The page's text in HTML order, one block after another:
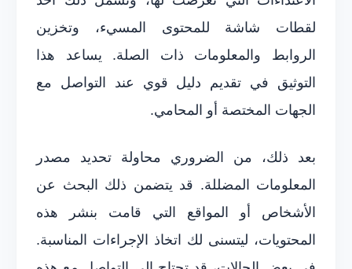
لقطات شاشة للمحتوى المسيء، وتخزين
الروابط والمعلومات ذات الصلة. يساعد هذا
التوثيق في تقديم دليل قوي عند التواصل مع
الجهات المختصة أو المحامي.
بعد ذلك، من الضروري محاولة تحديد مصدر
المعلومات المضللة. قد يتضمن ذلك البحث عن
الأشخاص أو المواقع التي قامت بنشر هذه
المحتويات، ليتسنى لك اتخاذ الإجراءات المناسبة.